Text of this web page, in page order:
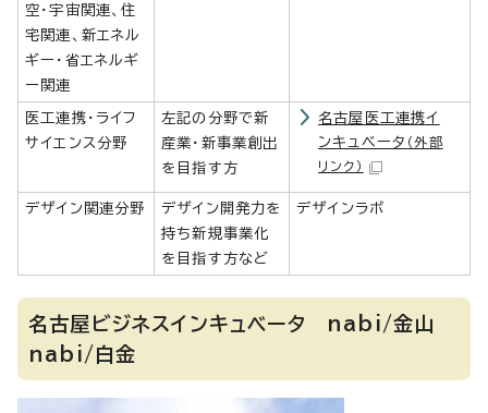
空・宇宙関連、住
宅関連、新エネル
ギー・省エネルギ
ー関連
医工連携・ライフ
サイエンス分野
左記の分野で新
産業・新事業創出
を目指す方
名古屋医工連携イ
ンキュベータ （外部
リンク）
デザイン関連分野
デザイン開発力を
持ち新規事業化
を目指す方など
デザインラボ
名古屋ビジネスインキュベータ nabi/金山
nabi/白金